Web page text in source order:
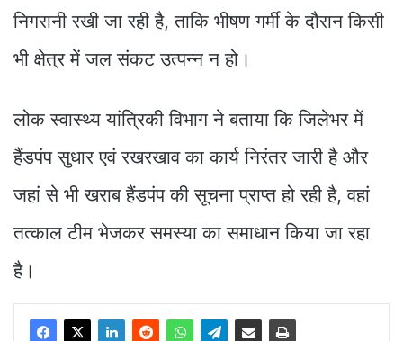
निगरानी रखी जा रही है, ताकि भीषण गर्मी के दौरान किसी
भी क्षेत्र में जल संकट उत्पन्न न हो।
लोक स्वास्थ्य यांत्रिकी विभाग ने बताया कि जिलेभर में
हैंडपंप सुधार एवं रखरखाव का कार्य निरंतर जारी है और
जहां से भी खराब हैंडपंप की सूचना प्राप्त हो रही है, वहां
तत्काल टीम भेजकर समस्या का समाधान किया जा रहा
है।